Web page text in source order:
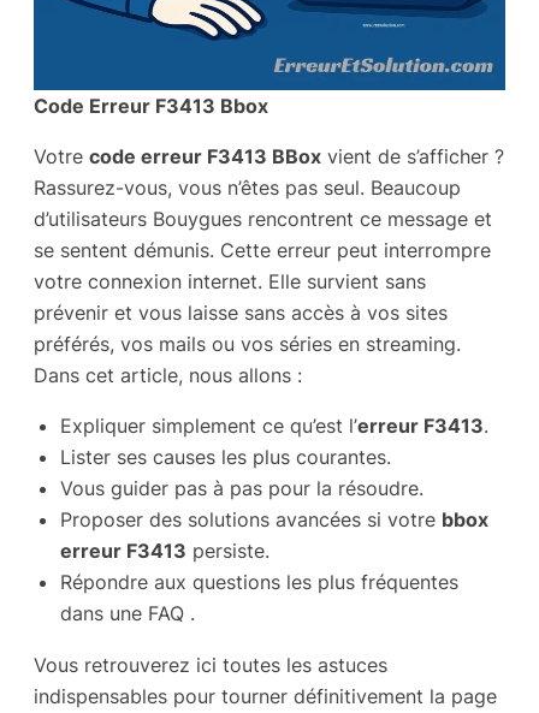
Code Erreur F3413 Bbox
Votre code erreur F3413 BBox vient de s’afficher ?
Rassurez-vous, vous n’êtes pas seul. Beaucoup
d’utilisateurs Bouygues rencontrent ce message et
se sentent démunis. Cette erreur peut interrompre
votre connexion internet. Elle survient sans
prévenir et vous laisse sans accès à vos sites
préférés, vos mails ou vos séries en streaming.
Dans cet article, nous allons :
Expliquer simplement ce qu’est l’erreur F3413.
Lister ses causes les plus courantes.
Vous guider pas à pas pour la résoudre.
Proposer des solutions avancées si votre bbox
erreur F3413 persiste.
Répondre aux questions les plus fréquentes
dans une FAQ .
Vous retrouverez ici toutes les astuces
indispensables pour tourner définitivement la page